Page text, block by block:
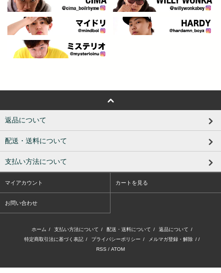
返品について
配送・送料について
支払い方法について
マイアカウント カートを見る
お問い合わせ
ホーム / 支払い方法について / 配送・送料について / 返品について /
特定商取引法に基づく表記 / プライバシーポリシー / メルマガ登録・解除 / /
RSS / ATOM